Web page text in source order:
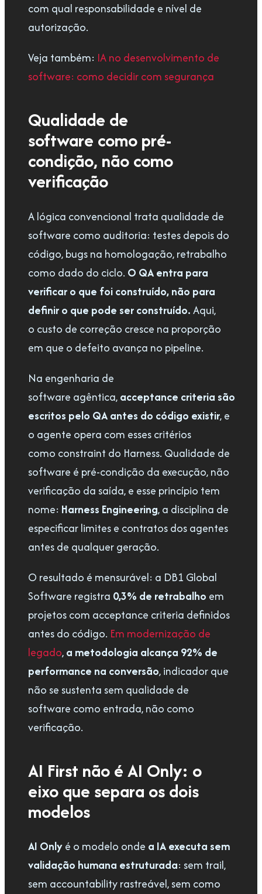
com qual responsabilidade e nível de
autorização.
Veja também: IA no desenvolvimento de
software: como decidir com segurança
Qualidade de
software como pré-
condição, não como
verificação
A lógica convencional trata qualidade de
software como auditoria: testes depois do
código, bugs na homologação, retrabalho
como dado do ciclo. O QA entra para
verificar o que foi construído, não para
definir o que pode ser construído.Aqui,
o custo de correção cresce na proporção
em que o defeito avança no pipeline.
Na engenharia de
software agêntica,acceptance criteria são
escritos pelo QA antes do código existir, e
o agente opera com esses critérios
como constraint do Harness. Qualidade de
software é pré-condição da execução, não
verificação da saída, e esse princípio tem
nome: Harness Engineering, a disciplina de
especificar limites e contratos dos agentes
antes de qualquer geração.
O resultado é mensurável: a DB1 Global
Software registra 0,3% de retrabalho em
projetos com acceptance criteria definidos
antes do código. Em modernização de
legado,a metodologia alcança 92% de
performance na conversão, indicador que
não se sustenta sem qualidade de
software como entrada, não como
verificação.
AI First não é AI Only: o
eixo que separa os dois
modelos
AI Onlyé o modelo onde a IA executa sem
validação humana estruturada: sem trail,
sem accountability rastreável, sem como